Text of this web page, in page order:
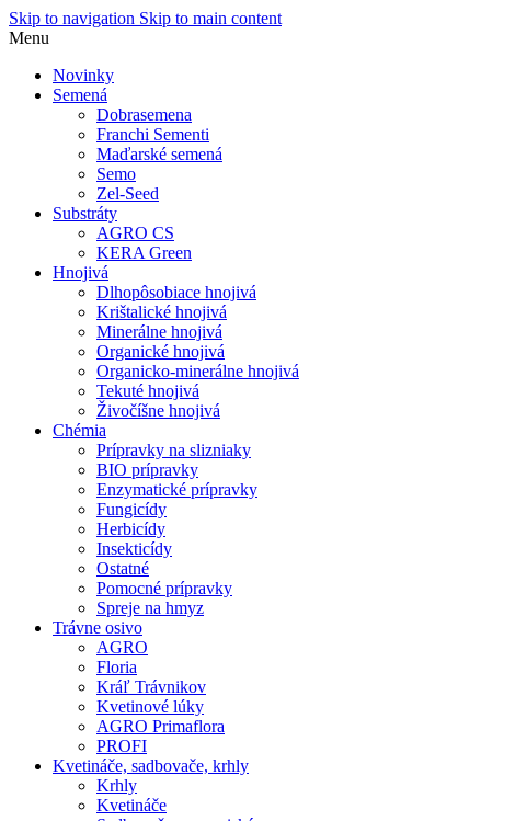
Skip to navigation Skip to main content
Menu
Novinky
Semená
Dobrasemena
Franchi Sementi
Maďarské semená
Semo
Zel-Seed
Substráty
AGRO CS
KERA Green
Hnojivá
Dlhopôsobiace hnojivá
Krištalické hnojivá
Minerálne hnojivá
Organické hnojivá
Organicko-minerálne hnojivá
Tekuté hnojivá
Živočíšne hnojivá
Chémia
Prípravky na slizniaky
BIO prípravky
Enzymatické prípravky
Fungicídy
Herbicídy
Insekticídy
Ostatné
Pomocné prípravky
Spreje na hmyz
Trávne osivo
AGRO
Floria
Kráľ Trávnikov
Kvetinové lúky
AGRO Primaflora
PROFI
Kvetináče, sadbovače, krhly
Krhly
Kvetináče